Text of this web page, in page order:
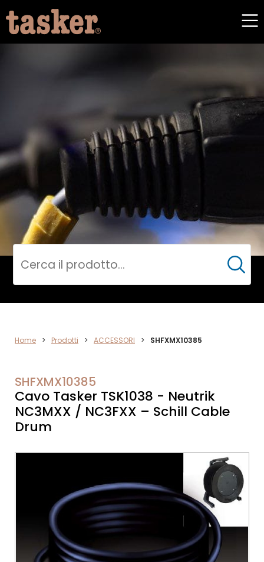
ACCESSORI
Cerca
Home > Prodotti > ACCESSORI > SHFXMX10385
SHFXMX10385
Cavo Tasker TSK1038 - Neutrik
NC3MXX / NC3FXX – Schill Cable
Drum